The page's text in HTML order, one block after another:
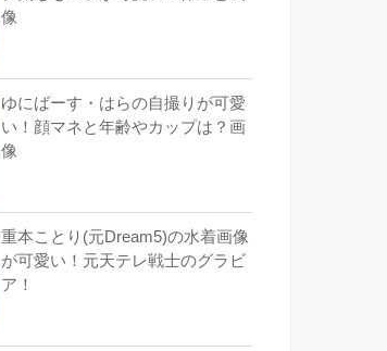
像
ゆにばーす・はらの自撮りが可愛
い！顔マネと年齢やカップは？画
像
重本ことり(元Dream5)の水着画像
が可愛い！元天テレ戦士のグラビ
ア！